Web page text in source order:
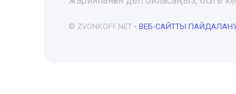
© ZVONKOFF.NET • ВЕБ-CАЙТТЫ